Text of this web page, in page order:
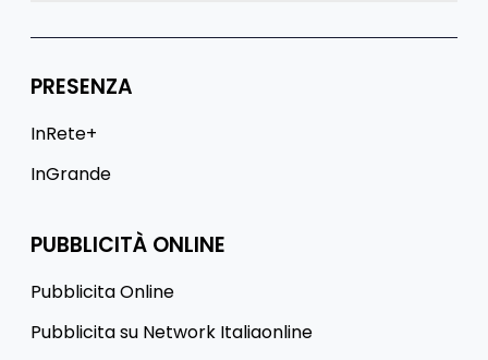
PRESENZA
InRete+
InGrande
PUBBLICITÀ ONLINE
Pubblicita Online
Pubblicita su Network Italiaonline